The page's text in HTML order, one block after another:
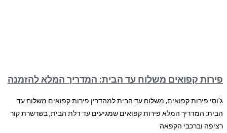
פירות קפואים משלוח עד הבית: המדריך המלא להזמנה
ג’וסי פירות קפואים, משלוח עד הבית למהדרין פירות קפואים משלוח עד
הבית: המדריך המלא פירות קפואים שמגיעים עד דלת הבית, בשרשרת קור
רציפה וברכבי הקפאה